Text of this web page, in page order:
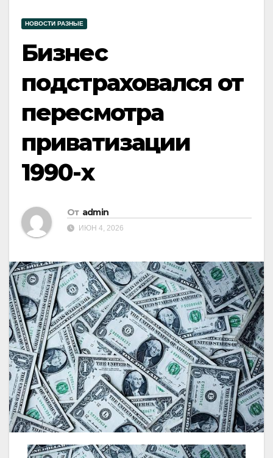
НОВОСТИ РАЗНЫЕ
Бизнес
подстраховался от
пересмотра
приватизации
1990-х
От admin
ИЮН 4, 2026